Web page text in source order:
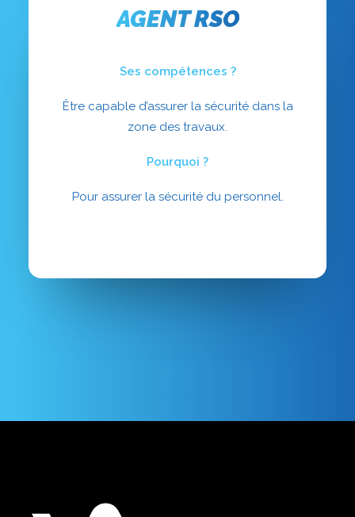
AGENT RSO
Ses compétences ?
Être capable d’assurer la sécurité dans la
zone des travaux.
Pourquoi ?
Pour assurer la sécurité du personnel.